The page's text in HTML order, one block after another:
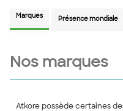
Marques Présence mondiale
Nos marques
Atkore possède certaines